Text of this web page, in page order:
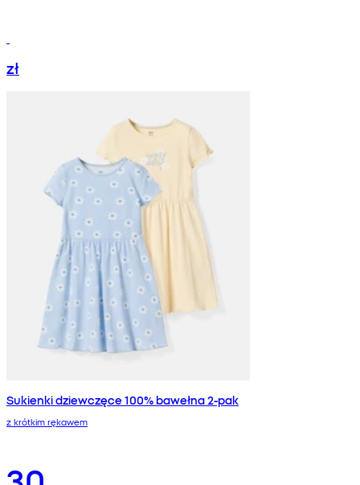
zł
Sukienki dziewczęce 100% bawełna 2-pak
z krótkim rękawem